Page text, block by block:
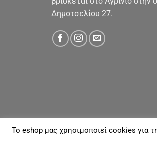
Δημοτσελίου 27.
ΓΙΑ ΕΜΆΣ ΑΠΟΣΤΟΛΈΣ &
To eshop μας χρησιμοποιεί cookies για